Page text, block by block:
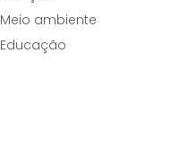
Meio ambiente
Educação